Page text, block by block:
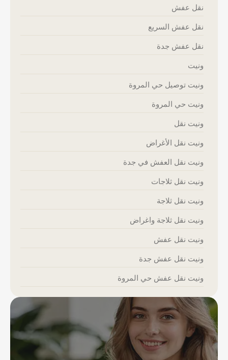
نقل عفش
نقل عفش السريع
نقل عفش جدة
ونيت
ونيت توصيل حي المروة
ونيت حي المروة
ونيت نقل
ونيت نقل الأغراض
ونيت نقل العفش في جدة
ونيت نقل ثلاجات
ونيت نقل ثلاجة
ونيت نقل ثلاجة واغراض
ونيت نقل عفش
ونيت نقل عفش جدة
ونيت نقل عفش حي المروة